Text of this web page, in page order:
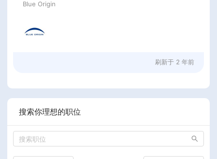
Blue Origin
刷新于 2 年前
搜索你理想的职位